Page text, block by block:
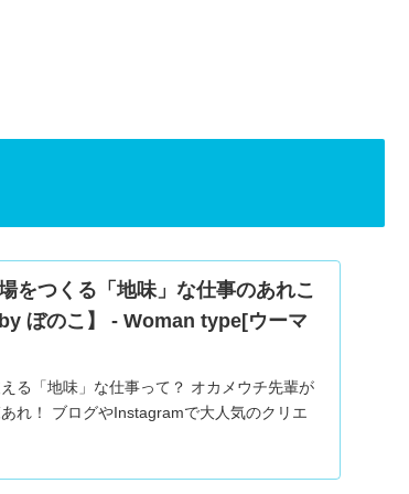
をつくる「地味」な仕事のあれこ
ぼのこ】 - Woman type[ウーマ
る「地味」な仕事って？ オカメウチ先輩が
れ！ ブログやInstagramで大人気のクリエ